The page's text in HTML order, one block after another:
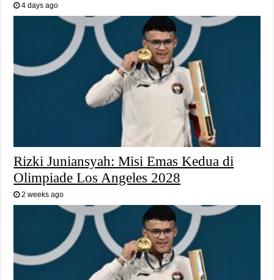
4 days ago
Rizki Juniansyah: Misi Emas Kedua di
Olimpiade Los Angeles 2028
2 weeks ago